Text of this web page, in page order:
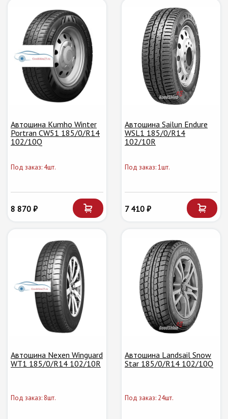
Автошина Kumho Winter
Portran CW51 185/0/R14
102/10Q
Под заказ: 4шт.
8 870 ₽
Автошина Sailun Endure
WSL1 185/0/R14
102/10R
Под заказ: 1шт.
7 410 ₽
Автошина Nexen Winguard
WT1 185/0/R14 102/10R
Под заказ: 8шт.
Автошина Landsail Snow
Star 185/0/R14 102/10Q
Под заказ: 24шт.